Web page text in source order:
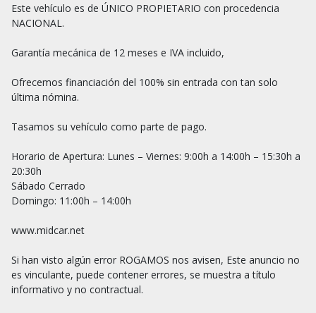
Este vehículo es de ÚNICO PROPIETARIO con procedencia
NACIONAL.
Garantía mecánica de 12 meses e IVA incluido,
Ofrecemos financiación del 100% sin entrada con tan solo
última nómina.
Tasamos su vehículo como parte de pago.
Horario de Apertura: Lunes – Viernes: 9:00h a 14:00h – 15:30h a
20:30h
Sábado Cerrado
Domingo: 11:00h – 14:00h
www.midcar.net
Si han visto algún error ROGAMOS nos avisen, Este anuncio no
es vinculante, puede contener errores, se muestra a título